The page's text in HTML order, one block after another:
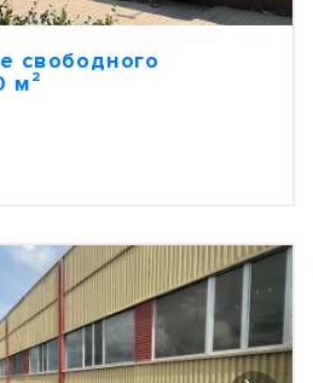
свободного
м²